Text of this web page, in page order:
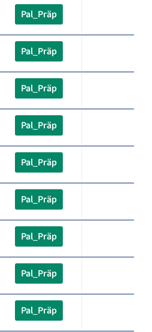
Pal_Präp
Pal_Präp
Pal_Präp
Pal_Präp
Pal_Präp
Pal_Präp
Pal_Präp
Pal_Präp
Pal_Präp